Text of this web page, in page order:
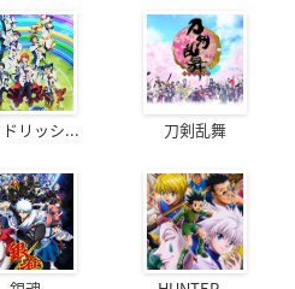
ドリッシ... 刀剣乱舞